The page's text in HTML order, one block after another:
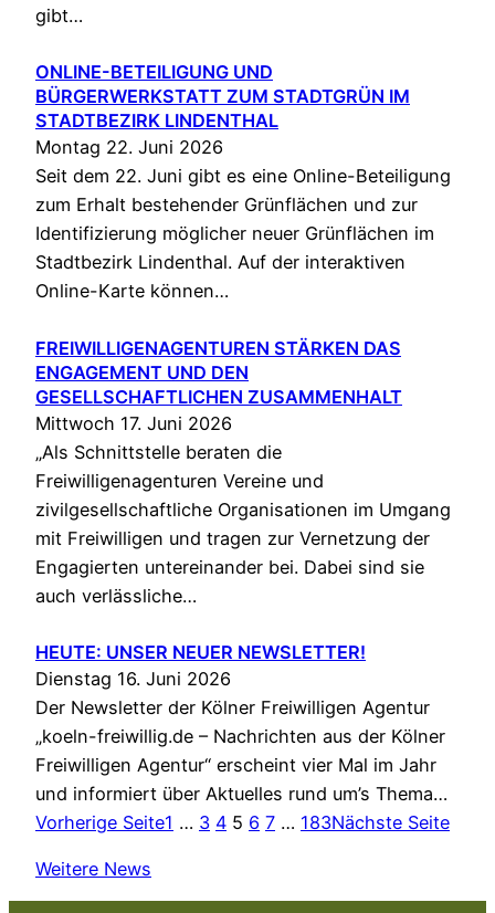
gibt…
ONLINE-BETEILIGUNG UND
BÜRGERWERKSTATT ZUM STADTGRÜN IM
STADTBEZIRK LINDENTHAL
Montag 22. Juni 2026
Seit dem 22. Juni gibt es eine Online-Beteiligung
zum Erhalt bestehender Grünflächen und zur
Identifizierung möglicher neuer Grünflächen im
Stadtbezirk Lindenthal. Auf der interaktiven
Online-Karte können…
FREIWILLIGENAGENTUREN STÄRKEN DAS
ENGAGEMENT UND DEN
GESELLSCHAFTLICHEN ZUSAMMENHALT
Mittwoch 17. Juni 2026
„Als Schnittstelle beraten die
Freiwilligenagenturen Vereine und
zivilgesellschaftliche Organisationen im Umgang
mit Freiwilligen und tragen zur Vernetzung der
Engagierten untereinander bei. Dabei sind sie
auch verlässliche…
HEUTE: UNSER NEUER NEWSLETTER!
Dienstag 16. Juni 2026
Der Newsletter der Kölner Freiwilligen Agentur
„koeln-freiwillig.de – Nachrichten aus der Kölner
Freiwilligen Agentur“ erscheint vier Mal im Jahr
und informiert über Aktuelles rund um’s Thema…
Vorherige Seite1 … 3 4 5 6 7 … 183Nächste Seite
Weitere News